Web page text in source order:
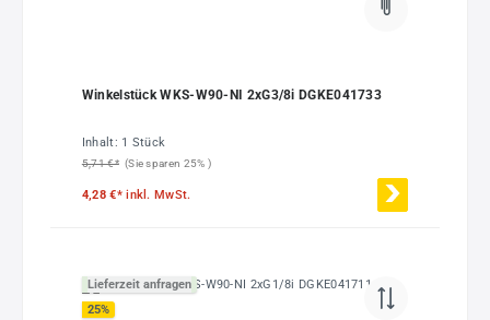
Winkelstück WKS-W90-NI 2xG3/8i DGKE041733
Inhalt: 1 Stück
5,71 €* (Sie sparen 25% )
4,28 €*inkl. MwSt.
Lieferzeit anfragen
25%